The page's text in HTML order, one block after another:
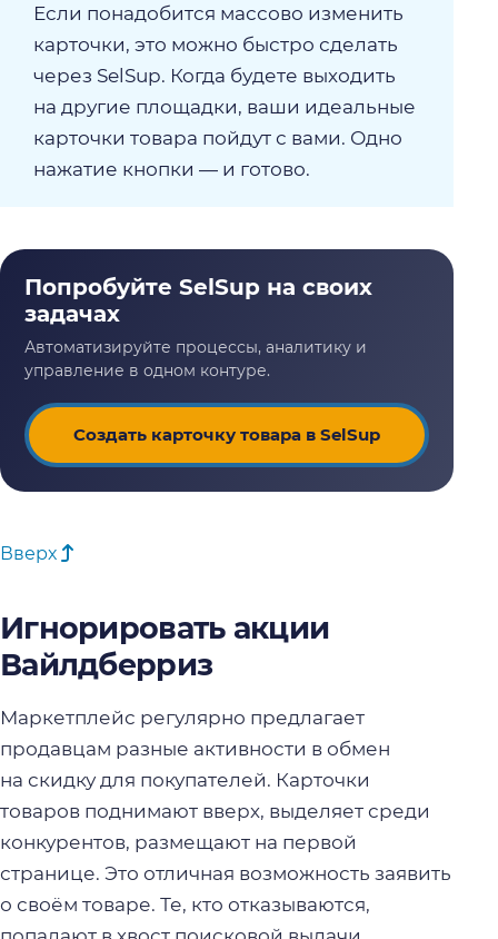
Если понадобится массово изменить
карточки, это можно быстро сделать
через SelSup. Когда будете выходить
на другие площадки, ваши идеальные
карточки товара пойдут с вами. Одно
нажатие кнопки — и готово.
Создать карточку товара в SelSup
Вверх
Игнорировать акции
Вайлдберриз
Маркетплейс регулярно предлагает
продавцам разные активности в обмен
на скидку для покупателей. Карточки
товаров поднимают вверх, выделяет среди
конкурентов, размещают на первой
странице. Это отличная возможность заявить
о своём товаре. Те, кто отказываются,